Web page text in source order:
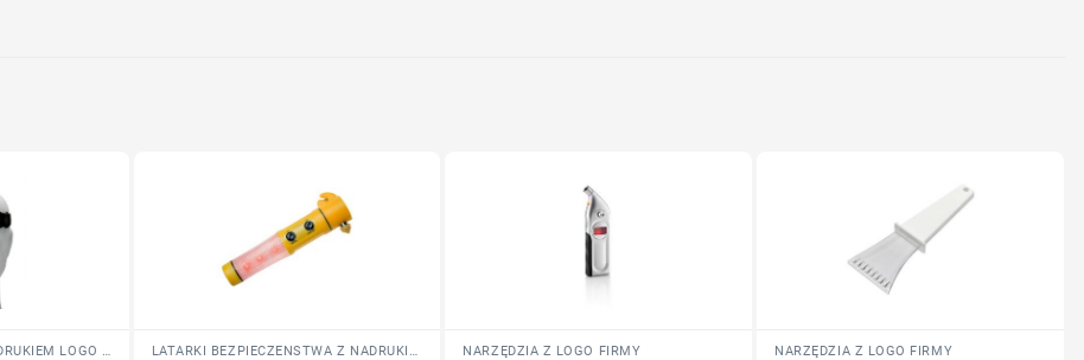
NARZĘDZIA Z LOGO FIRMY NARZĘDZIA Z LOGO FIRMY